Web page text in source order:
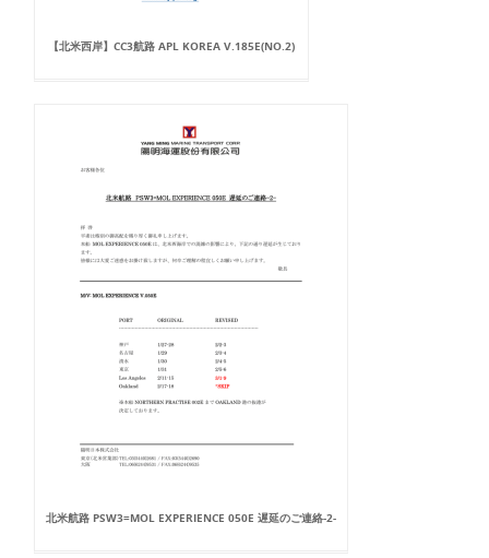
【北米西岸】CC3航路 APL KOREA V.185E(NO.2)
北米航路 PSW3=MOL EXPERIENCE 050E 遅延のご連絡-2-